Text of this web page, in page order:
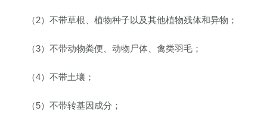
（2）不带草根、植物种子以及其他植物残体和异物；
（3）不带动物粪便、动物尸体、禽类羽毛；
（4）不带土壤；
（5）不带转基因成分；